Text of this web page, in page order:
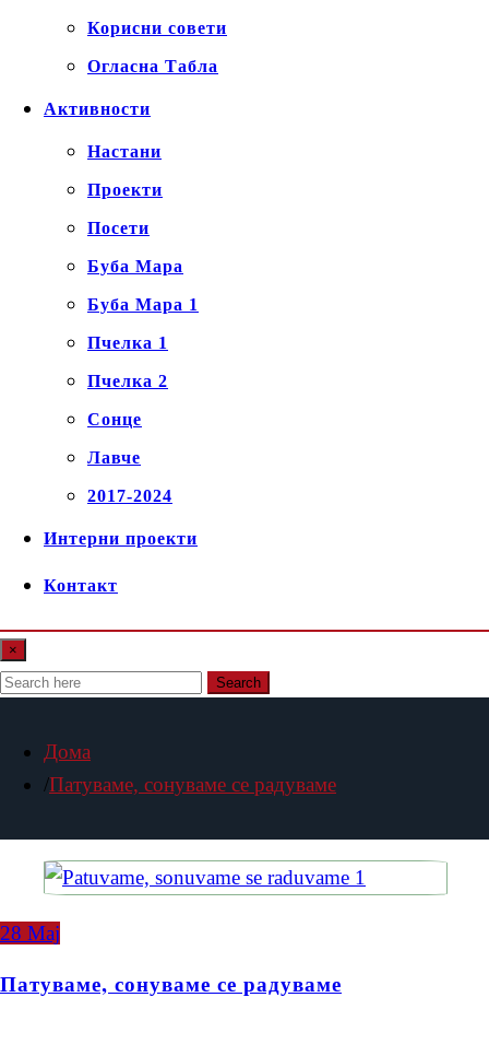
Корисни совети
Огласна Табла
Активности
Настани
Проекти
Посети
Буба Мара
Буба Мара 1
Пчелка 1
Пчелка 2
Сонце
Лавче
2017-2024
Интерни проекти
Контакт
×
Search
Дома
Патуваме, сонуваме се радуваме
28 Мај
Патуваме, сонуваме се радуваме